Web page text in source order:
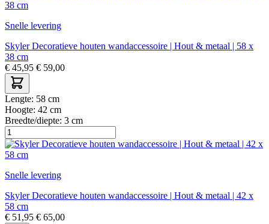
Snelle levering
Skyler Decoratieve houten wandaccessoire | Hout & metaal | 58 x
38 cm
€ 45,95 € 59,00
Lengte: 58 cm
Hoogte: 42 cm
Breedte/diepte: 3 cm
Snelle levering
Skyler Decoratieve houten wandaccessoire | Hout & metaal | 42 x
58 cm
€ 51,95 € 65,00